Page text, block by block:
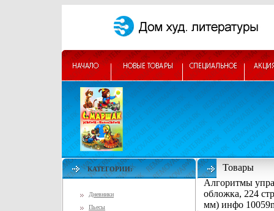
КАТЕГОРИИ:
Дневники
Пьесы
Товары
Алгоритмы
обложка, 224
мм) инфо